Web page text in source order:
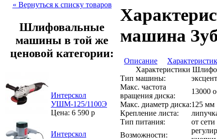
« Вернуться к списку товаров
Шлифовальные
машины в той же
ценовой категории:
Интерскол
УШМ-125/1100Э
Цена: 6 590 р
Интерскол
машина
Описание
Характеристики
Тип машины:
Макс. частота
вращения диска:
13000
Макс. диаметр диска:125 мм
Крепление листа:
Тип питания:
от сети
Возможности: